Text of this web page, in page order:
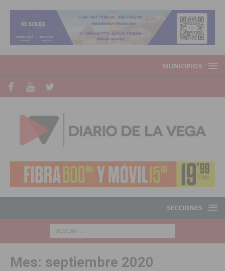
MUNICIPIOS
SECCIONES
Mes: septiembre 2020